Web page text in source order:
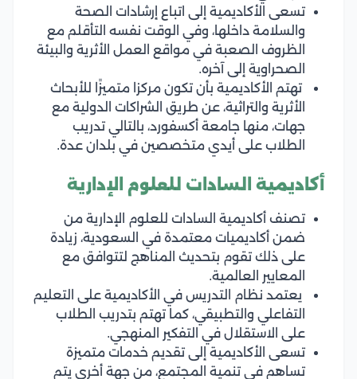
تسعى الأكاديمية إلى اتباع إرشادات الصحة
والسلامة داخلها، وفي الوقت نفسه التأقلم مع
الظروف الصعبة في مواقع العمل الأثرية والبيئة
الصحراوية إلى آخره.
تهتم الأكاديمية بأن تكون مركزا متميزًا للأبحاث
الأثرية والتراثية، عن طريق الشراكات الدولية مع
جهات، منها جامعة أكسفورد، بالتالي تدريب
الطلاب على أيدي متخصصين في بلدان عدة.
أكاديمية السادات للعلوم الإدارية
تصنف أكاديمية السادات للعلوم الإدارية من
ضمن أكاديميات معتمدة في السعودية، زيادة
على ذلك تقوم بتحديث المناهج لتتوافق مع
المعايير العالمية.
يعتمد نظام التدريس في الأكاديمية على التعليم
التفاعلي والتطبيقي، كما تهتم بتدريب الطلاب
على الاستقلال في التفكير المنهجي.
تسعى الأكاديمية إلى تقديم خدمات متميزة
تساهم في تنمية المجتمع، من جهة أخرى يتم